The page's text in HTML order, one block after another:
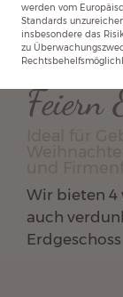
Feiern
Wir bieten 4
auch
Erdgeschoss
werden vom
Standards
insbesondere das
zu